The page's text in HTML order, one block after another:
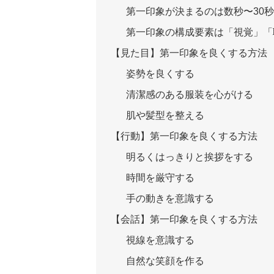
第一印象が決まるのは数秒〜30
第一印象の構成要素は「視覚」「
【見た目】第一印象を良くする方法
姿勢を良くする
清潔感のある服装を心がける
肌や髪型を整える
【行動】第一印象を良くする方法
明るくはっきりと挨拶をする
時間を厳守する
手の動きを意識する
【会話】第一印象を良くする方法
視線を意識する
自然な笑顔を作る